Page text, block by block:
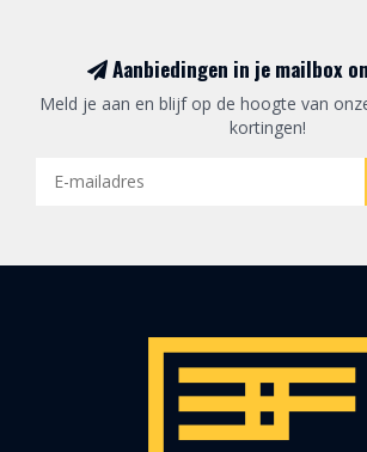
Aanbiedingen in je mailbox
Meld je aan en blijf op de hoogte van
kortingen!